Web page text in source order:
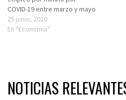
COVID-19 entre marzo y mayo
25 junio, 2020
En "Economia"
NOTICIAS